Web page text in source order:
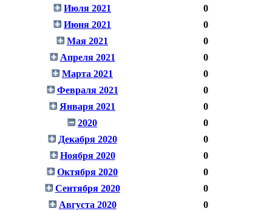
Июля 2021
0
Июня 2021
0
Мая 2021
0
Апреля 2021
0
Марта 2021
0
Февраля 2021
0
Января 2021
0
2020
0
Декабря 2020
0
Ноября 2020
0
Октября 2020
0
Сентября 2020
0
Августа 2020
0